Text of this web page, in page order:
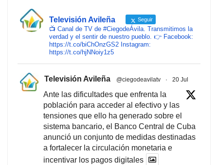
Televisión Avileña Seguir
📺 Canal de TV de #CiegodeÁvila. Transmitimos la
verdad y el sentir de nuestro pueblo. 👉 Facebook:
https://t.co/biChOnzGS2 Instagram:
https://t.co/hjNNoiy1z5
Televisión Avileña @ciegodeavilatv · 20 Jul
Ante las dificultades que enfrenta la
población para acceder al efectivo y las
tensiones que ello ha generado sobre el
sistema bancario, el Banco Central de Cuba
anunció un conjunto de medidas destinadas
a fortalecer la circulación monetaria e
incentivar los pagos digitales